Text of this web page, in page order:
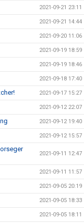
2021-09-21 23:11
2021-09-21 14:44
2021-09-20 11:06
2021-09-19 18:59
2021-09-19 18:46
2021-09-18 17:40
2021-09-17 15:27
2021-09-12 22:07
2021-09-12 19:40
2021-09-12 15:57
2021-09-11 12:47
2021-09-11 11:57
2021-09-05 20:19
2021-09-05 18:33
2021-09-05 18:11